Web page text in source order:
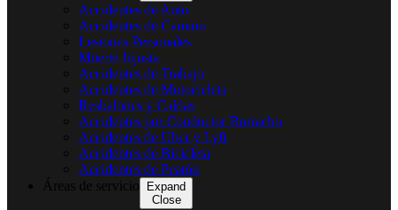
Accidentes de Auto
Accidentes de Camion
Lesiones Personales
Muerte Injusta
Accidentes de Trabajo
Accidentes de Motocicleta
Resbalones y Caídas
Accidentes por Conductor Borracho
Accidentes de Uber y Lyft
Accidentes de Bicicleta
Accidentes de Peatón
Áreas de servicio
Expand
Close